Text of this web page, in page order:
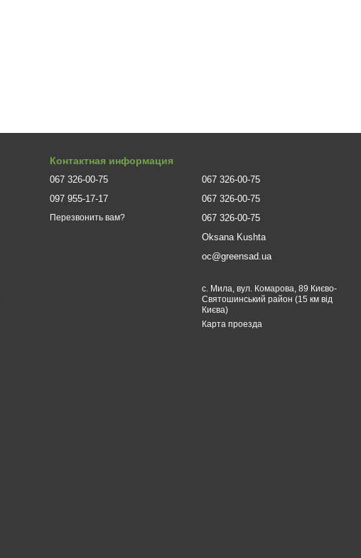
Контактная информация
067 326-00-75
097 955-17-17
Перезвонить вам?
067 326-00-75
067 326-00-75
067 326-00-75
Oksana Kushta
oc@greensad.ua
с. Мила, вул. Комарова, 89 Києво-
Святошинський район (15 км від
Києва)
Карта проезда